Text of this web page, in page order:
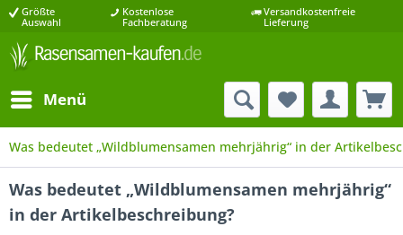
Größte
Auswahl
Kostenlose
Fachberatung
Versandkostenfreie
Lieferung
Menü
Was bedeutet „Wildblumensamen mehrjährig“ in der
Was bedeutet „Wildblumensamen mehrjährig“
in der Artikelbeschreibung?